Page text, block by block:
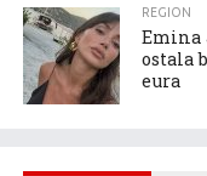
REGION
Emina
ostala
eura